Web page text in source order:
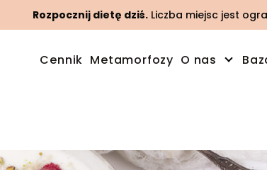
Rozpocznij dietę dziś. Liczba miejsc jest
Cennik Metamorfozy O nas